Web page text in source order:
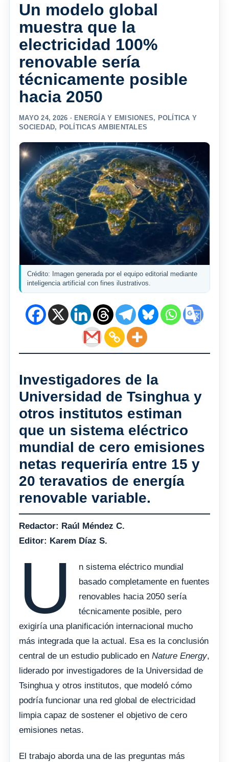
Un modelo global
muestra que la
electricidad 100%
renovable sería
técnicamente posible
hacia 2050
MAYO 24, 2026 · ENERGÍA Y EMISIONES, POLÍTICA Y
SOCIEDAD, POLÍTICAS AMBIENTALES
Crédito: Imagen generada por el equipo editorial mediante
inteligencia artificial con fines ilustrativos.
Investigadores de la
Universidad de Tsinghua y
otros institutos estiman
que un sistema eléctrico
mundial de cero emisiones
netas requeriría entre 15 y
20 teravatios de energía
renovable variable.
Redactor: Raúl Méndez C.
Editor: Karem Díaz S.
U
n sistema eléctrico mundial
basado completamente en fuentes
renovables hacia 2050 sería
técnicamente posible, pero
exigiría una planificación internacional mucho
más integrada que la actual. Esa es la conclusión
central de un estudio publicado en Nature Energy,
liderado por investigadores de la Universidad de
Tsinghua y otros institutos, que modeló cómo
podría funcionar una red global de electricidad
limpia capaz de sostener el objetivo de cero
emisiones netas.
El trabajo aborda una de las preguntas más